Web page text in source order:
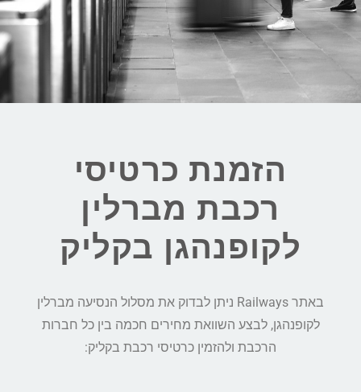
הזמנת כרטיסי
רכבת מברלין
לקופנהגן בקליק
באתר Railways ניתן לבדוק את מסלול הנסיעה מברלין
לקופנהגן, לבצע השוואת מחירים חכמה בין כל חברות
הרכבת ולהזמין כרטיסי רכבת בקליק: